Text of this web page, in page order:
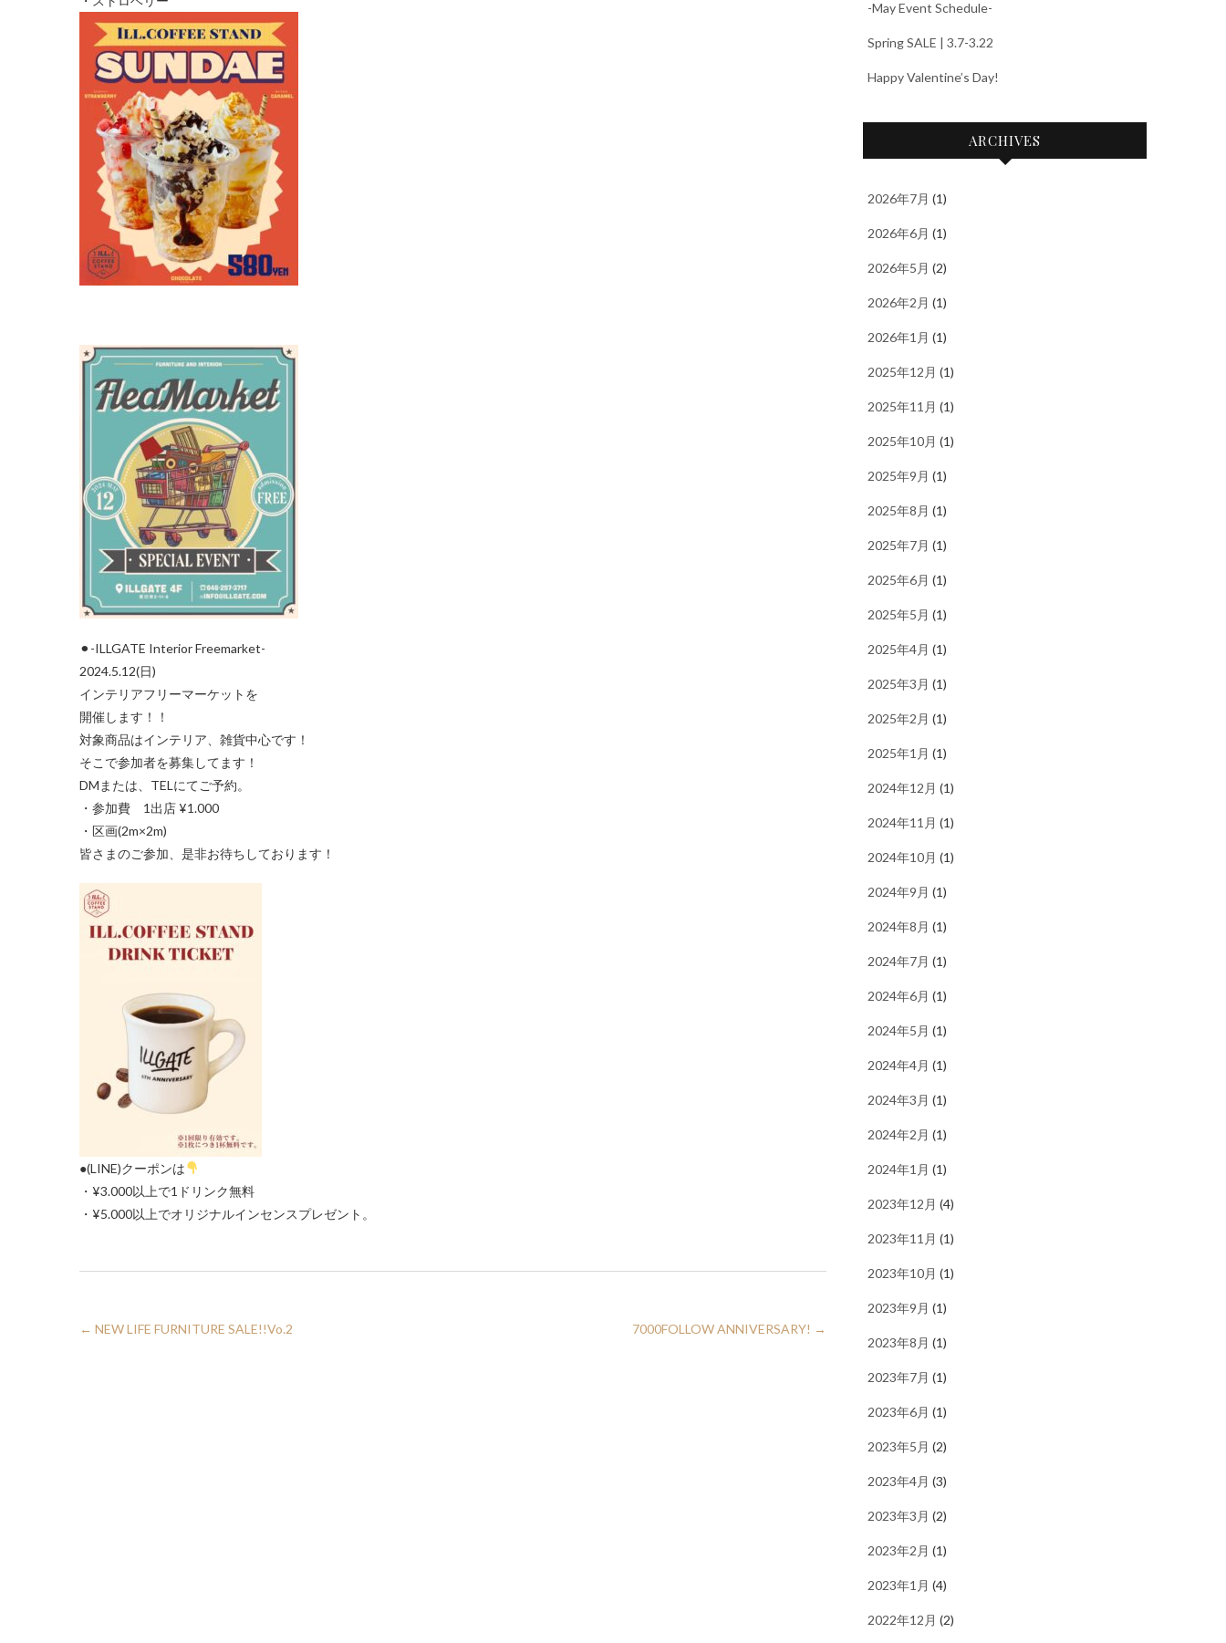
⚫︎-ILLGATE Interior Freemarket-
2024.5.12(日)
インテリアフリーマーケットを
開催します！！
対象商品はインテリア、雑貨中心です！
そこで参加者を募集してます！
DMまたは、TELにてご予約。
・参加費 1出店 ¥1.000
・区画(2m×2m)
皆さまのご参加、是非お待ちしております！
●(LINE)クーポンは
・¥3.000以上で1ドリンク無料
・¥5.000以上でオリジナルインセンスプレゼント。
← NEW LIFE FURNITURE SALE!!Vo.2 7000FOLLOW ANNIVERSARY! →
-May Event Schedule-
Spring SALE | 3.7-3.22
Happy Valentine’s Day!
ARCHIVES
2026年7月 (1)
2026年6月 (1)
2026年5月 (2)
2026年2月 (1)
2026年1月 (1)
2025年12月 (1)
2025年11月 (1)
2025年10月 (1)
2025年9月 (1)
2025年8月 (1)
2025年7月 (1)
2025年6月 (1)
2025年5月 (1)
2025年4月 (1)
2025年3月 (1)
2025年2月 (1)
2025年1月 (1)
2024年12月 (1)
2024年11月 (1)
2024年10月 (1)
2024年9月 (1)
2024年8月 (1)
2024年7月 (1)
2024年6月 (1)
2024年5月 (1)
2024年4月 (1)
2024年3月 (1)
2024年2月 (1)
2024年1月 (1)
2023年12月 (4)
2023年11月 (1)
2023年10月 (1)
2023年9月 (1)
2023年8月 (1)
2023年7月 (1)
2023年6月 (1)
2023年5月 (2)
2023年4月 (3)
2023年3月 (2)
2023年2月 (1)
2023年1月 (4)
2022年12月 (2)